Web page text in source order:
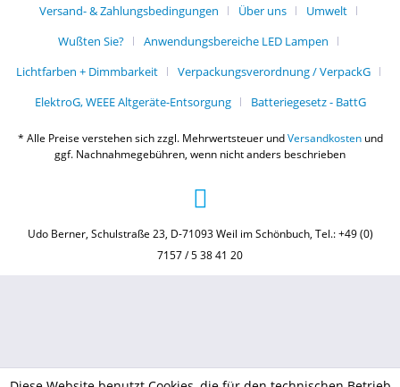
Versand- & Zahlungsbedingungen
Über uns
Umwelt
Wußten Sie?
Anwendungsbereiche LED Lampen
Lichtfarben + Dimmbarkeit
Verpackungsverordnung / VerpackG
ElektroG, WEEE Altgeräte-Entsorgung
Batteriegesetz - BattG
* Alle Preise verstehen sich zzgl. Mehrwertsteuer undVersandkostenund
ggf. Nachnahmegebühren, wenn nicht anders beschrieben
Udo Berner, Schulstraße 23, D-71093 Weil im Schönbuch, Tel.: +49 (0)
7157 / 5 38 41 20